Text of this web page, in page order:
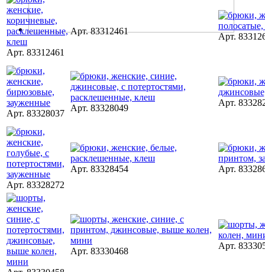
Арт. 83312461
Арт. 83312461
Арт.
Арт. 83328037
Арт. 83328049
Арт.
Арт. 83328272
Арт. 83328454 Арт.
Арт. 83330468
Арт.